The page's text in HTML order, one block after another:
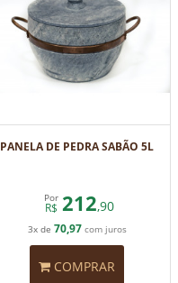
PANELA DE PEDRA SABÃO 5L
Por
R$ 212,90
3x de 70,97com juros
COMPRAR